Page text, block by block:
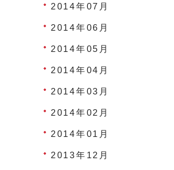
2014年07月
2014年06月
2014年05月
2014年04月
2014年03月
2014年02月
2014年01月
2013年12月